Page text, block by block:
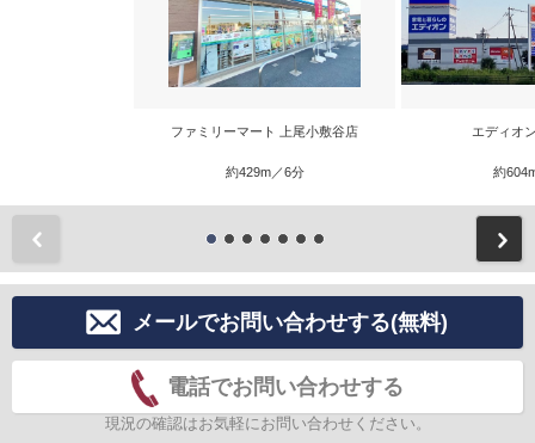
ファミリーマート 上尾小敷谷店
約429m／6分
エディオ
約
メールでお問い合わせする(無料)
電話でお問い合わせする
現況の確認はお気軽にお問い合わせください。